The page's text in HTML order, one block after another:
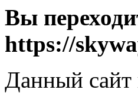
Вы
https://
Данный сайт